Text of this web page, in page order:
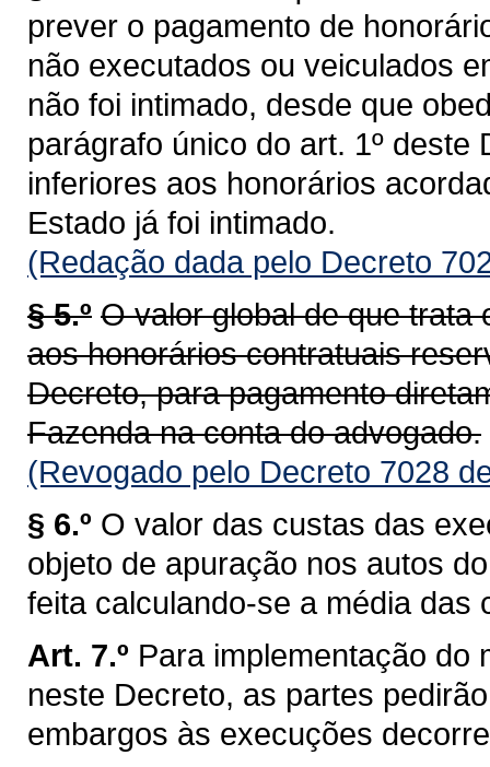
prever o pagamento de
não executados ou veiculados
não foi intimado, desde que
parágrafo único do art. 1º
inferiores aos honorários
Estado já foi intimado.
(Redação dada pelo Decreto
§ 5.º O valor global de que trata
aos honorários contratuais
Decreto, para pagamento
Fazenda na conta do advogado.
(Revogado pelo Decreto 7028
§ 6.º O valor das custas das
objeto de apuração nos autos
feita calculando-se a média das
Art. 7.º Para implementação do
neste Decreto, as partes
embargos às execuções